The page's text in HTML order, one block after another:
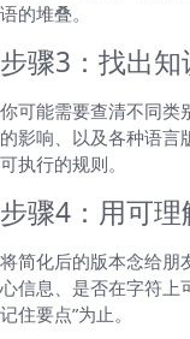
语的堆叠。
步骤3：找出
你可能需要查清不同类
的影响、以及各种语言
可执行的规则。
步骤4：用可
将简化后的版本念给朋
心信息、是否在字符上
记住要点”为止。